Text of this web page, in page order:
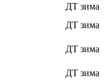
ДТ зима
ДТ зима
ДТ зима
ДТ зима